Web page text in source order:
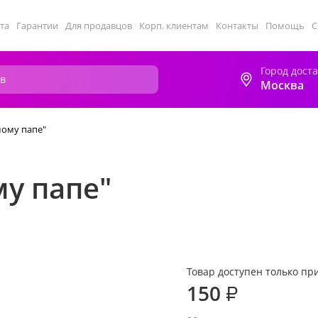
Гарантии Для продавцов Корп. клиентам Контакты Помощь
Город
Москва
папе"
папе"
Товар доступен только
150 ₽